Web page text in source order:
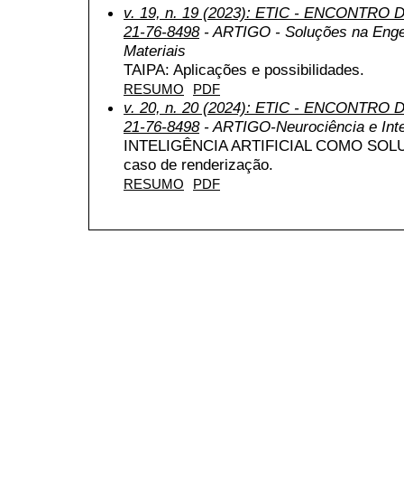
v. 19, n. 19 (2023): ETIC - ENCONTRO
21-76-8498- ARTIGO - Soluções na
Materiais
TAIPA: Aplicações e possibilidades.
RESUMO PDF
v. 20, n. 20 (2024): ETIC - ENCONTRO
21-76-8498- ARTIGO-Neurociência e
INTELIGÊNCIA ARTIFICIAL COMO
caso de renderização.
RESUMO PDF